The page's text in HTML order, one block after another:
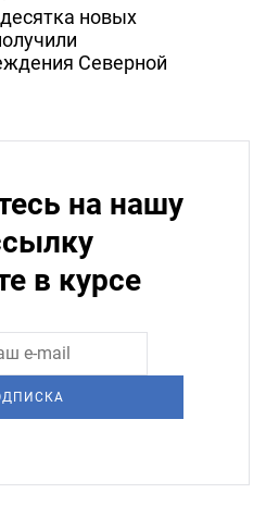
новых
Северной
на нашу
в курсе